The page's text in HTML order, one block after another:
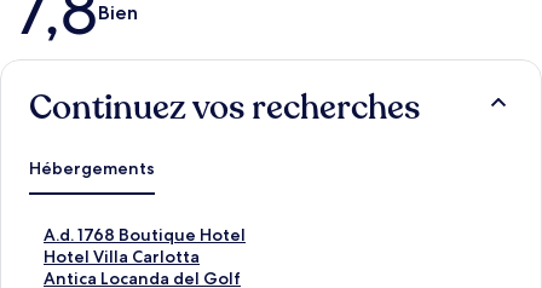
Bien
Continuez vos recherches
Hébergements
A.d. 1768 Boutique Hotel
L
i
e
Hotel Villa Carlotta
L
iAntica Locanda del Golf
L